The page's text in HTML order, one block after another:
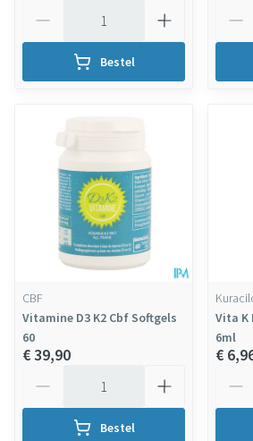
Bestel
CBF
Vitamine D3 K2 Cbf Softgels
60
€ 39,90
Bestel
Vita K
6ml
€